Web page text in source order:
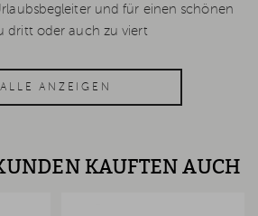
und für einen schönen
dritt oder auch zu viert
ALLE ANZEIGEN
KAUFTEN AUCH